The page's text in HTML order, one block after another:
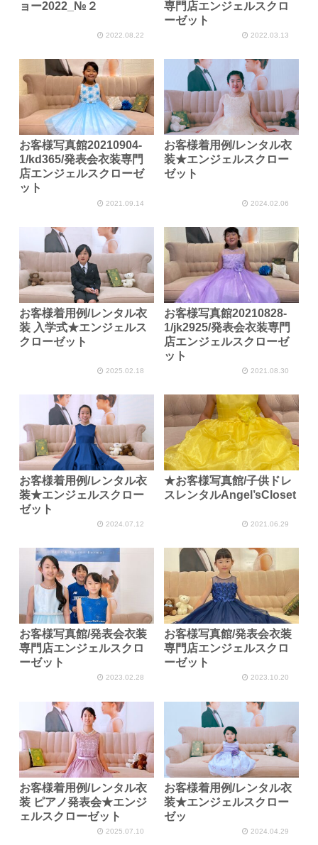
ョー2022_№２
2022.08.22
専門店エンジェルスクロ
ーゼット
2022.03.13
お客様写真館20210904-
1/kd365/発表会衣装専門
店エンジェルスクローゼ
ット
2021.09.14
お客様着用例/レンタル衣
装★エンジェルスクロー
ゼット
2024.02.06
お客様着用例/レンタル衣
装 入学式★エンジェルス
クローゼット
2025.02.18
お客様写真館20210828-
1/jk2925/発表会衣装専門
店エンジェルスクローゼ
ット
2021.08.30
お客様着用例/レンタル衣
装★エンジェルスクロー
ゼット
2024.07.12
★お客様写真館/子供ドレ
スレンタルAngel’sCloset
2021.06.29
お客様写真館/発表会衣装
専門店エンジェルスクロ
ーゼット
2023.02.28
お客様写真館/発表会衣装
専門店エンジェルスクロ
ーゼット
2023.10.20
お客様着用例/レンタル衣
装 ピアノ発表会★エンジ
ェルスクローゼット
2025.07.10
お客様着用例/レンタル衣
装★エンジェルスクロー
ゼッ
2024.04.29